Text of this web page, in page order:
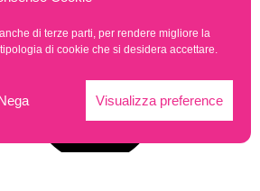
di terze parti, per rendere migliore la
di cookie che si desidera accettare.
Visualizza preference